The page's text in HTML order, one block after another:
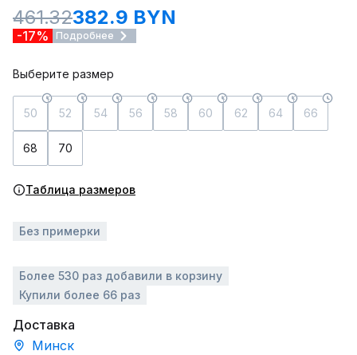
461.32382.9 BYN
-17% Подробнее
Выберите размер
50 52 54 56 58 60 62 64 66
68 70
Таблица размеров
Без примерки
Более 530 раз добавили в корзину
Купили более 66 раз
Доставка
Минск